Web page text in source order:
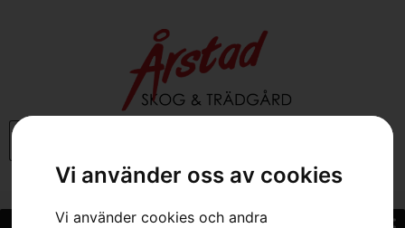
Vi använder oss av cookies
Vi använder cookies och andra